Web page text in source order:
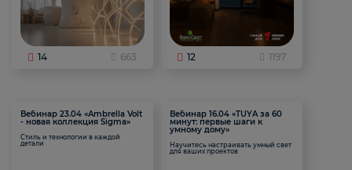
14 663 12 1197
Вебинар 23.04 «Ambrella Volt
- новая коллекция Sigma»
Стиль и технологии в каждой
детали
Вебинар 16.04 «TUYA за 60
минут: первые шаги к
умному дому»
Научитесь настраивать умный свет
для ваших проектов